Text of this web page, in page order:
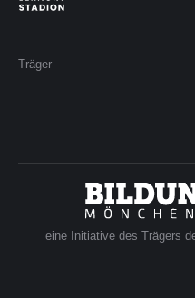
Träger
eine Initiative des Trägers